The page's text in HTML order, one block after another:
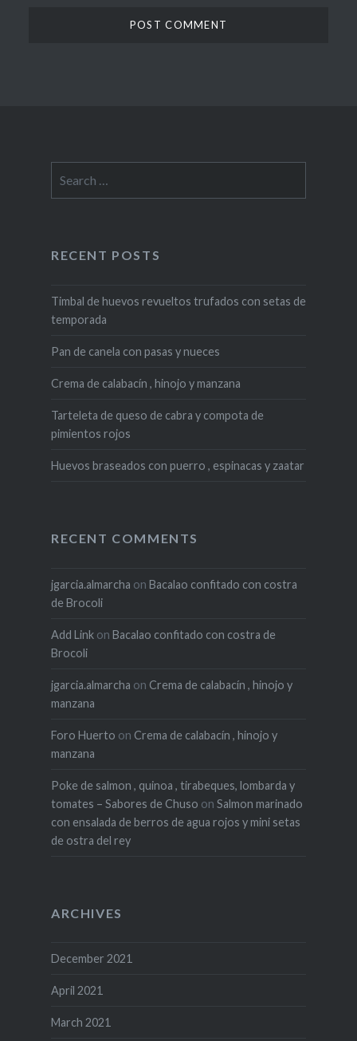
for:
RECENT POSTS
Timbal de huevos revueltos trufados con setas de
temporada
Pan de canela con pasas y nueces
Crema de calabacín , hinojo y manzana
Tarteleta de queso de cabra y compota de
pimientos rojos
Huevos braseados con puerro , espinacas y zaatar
RECENT COMMENTS
jgarcia.almarcha on Bacalao confitado con costra
de Brocoli
Add Linkon Bacalao confitado con costra de
Brocoli
jgarcia.almarcha on Crema de calabacín , hinojo y
manzana
Foro Huerto on Crema de calabacín , hinojo y
manzana
Poke de salmon , quinoa , tirabeques, lombarda y
tomates – Sabores de Chuso on Salmon marinado
con ensalada de berros de agua rojos y mini setas
de ostra del rey
ARCHIVES
December 2021
April 2021
March 2021